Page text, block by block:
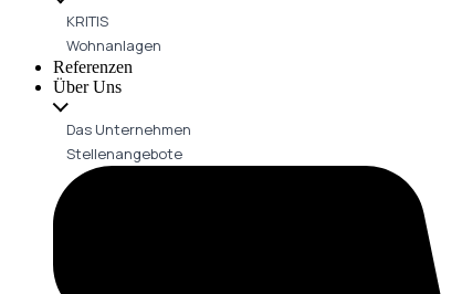
KRITIS
Wohnanlagen
Referenzen
Über Uns
Das Unternehmen
Stellenangebote